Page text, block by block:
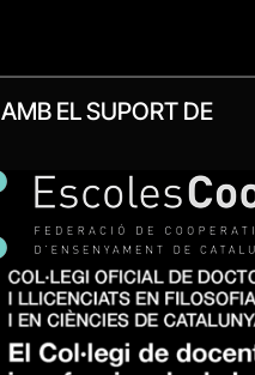
AMB EL SUPORT DE